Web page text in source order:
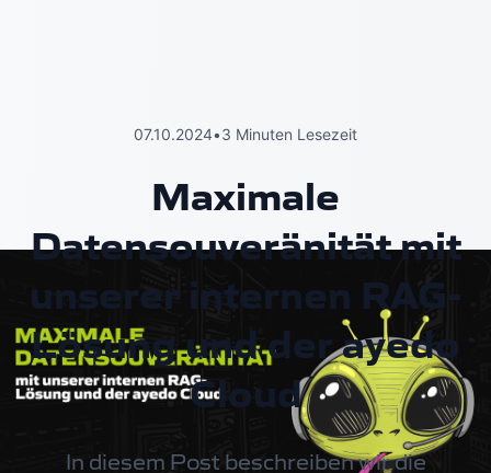
07.10.2024•3 Minuten Lesezeit
Maximale
Datensouveränität mit
unserer internen RAG-
Lösung und der ayedo
Cloud
In diesem Post beschreiben wir die